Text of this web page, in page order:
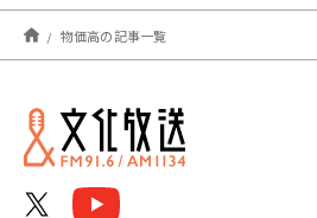
2026年05月
2026年03月
2025年12月
物価高の記事一覧